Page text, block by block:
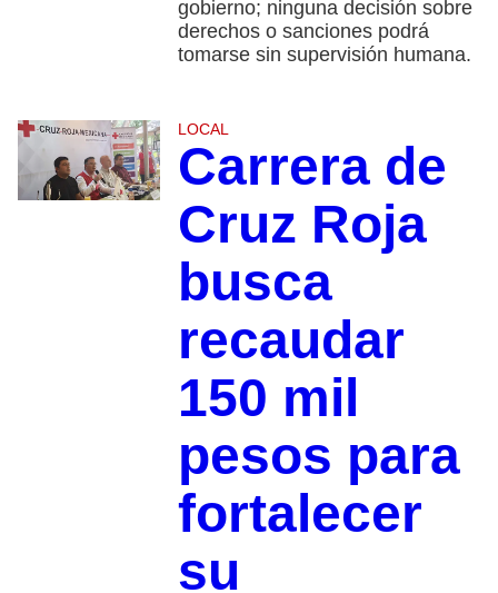
gobierno; ninguna decisión sobre
derechos o sanciones podrá
tomarse sin supervisión humana.
LOCAL
Carrera de
Cruz Roja
busca
recaudar
150 mil
pesos para
fortalecer
su